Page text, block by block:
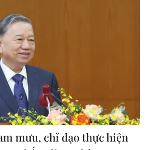
mưu, chỉ đạo thực hiện